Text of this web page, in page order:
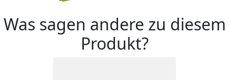
Was sagen andere zu diesem
Produkt?